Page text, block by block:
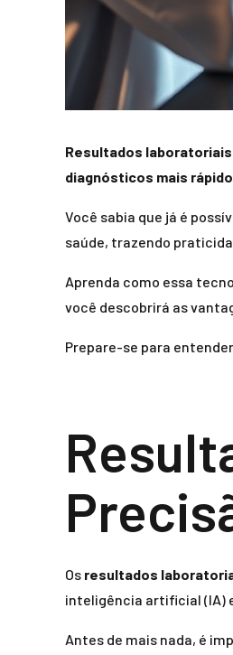
Resultados
diagnósticos mais
Você sabia que já é
saúde, trazendo
Aprenda como essa
você descobrirá as
Prepare-se para
Os resultados
inteligência artificial (IA)
Antes de mais nada, é